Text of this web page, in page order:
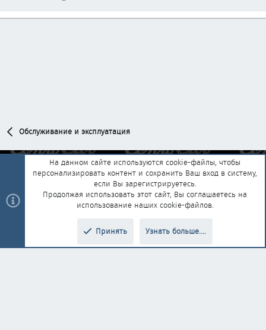
Обслуживание и эксплуатация
Обратная связь
Условия и правила
Политика конфиденциальности
Помощь Главная
R
add-ons by ThemeHouse Перевод от Jumuro®
На данном сайте используются cookie-файлы, чтобы
персонализировать контент и сохранить Ваш вход в систему,
если Вы зарегистрируетесь.
Продолжая использовать этот сайт, Вы соглашаетесь на
использование наших cookie-файлов.
Принять Узнать больше....